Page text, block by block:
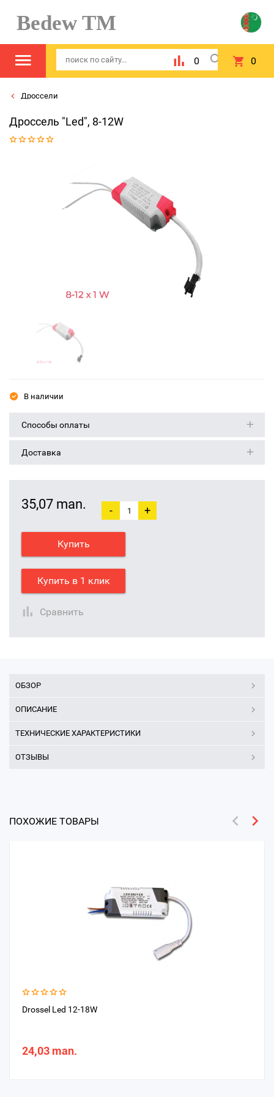
Bedew TM
0 0
Дроссели
Дроссель "Led", 8-12W
В наличии
Способы оплаты
Доставка
35,07 man. - +
Купить
Купить в 1 клик
Сравнить
ОБЗОР
ОПИСАНИЕ
ТЕХНИЧЕСКИЕ ХАРАКТЕРИСТИКИ
ОТЗЫВЫ
ПОХОЖИЕ ТОВАРЫ
Drossel Led 12-18W
24,03 man.